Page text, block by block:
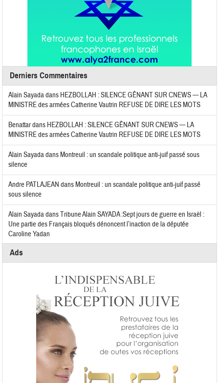
Derniers Commentaires
Alain Sayadadans HEZBOLLAH : SILENCE GÊNANT SUR CNEWS — LA
MINISTRE des armées Catherine Vautrin REFUSE DE DIRE LES MOTS
Benattardans HEZBOLLAH : SILENCE GÊNANT SUR CNEWS — LA
MINISTRE des armées Catherine Vautrin REFUSE DE DIRE LES MOTS
Alain Sayadadans Montreuil : un scandale politique anti-juif passé sous
silence
Andre PATLAJEAN dans Montreuil : un scandale politique anti-juif passé
sous silence
Alain SayadadansTribune Alain SAYADA :Sept jours de guerre en Israël :
Une partie des Français bloqués dénoncent l’inaction de la députée
Caroline Yadan
Ads